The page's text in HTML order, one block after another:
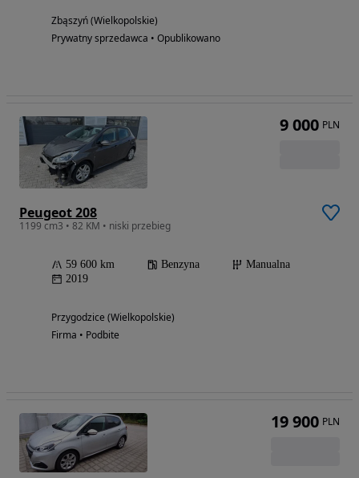
Zbąszyń (Wielkopolskie)
Prywatny sprzedawca • Opublikowano
Peugeot 208
1199 cm3 • 82 KM • niski przebieg
59 600 km Benzyna
Manualna
2019
Przygodzice (Wielkopolskie)
Firma • Podbite
9 000 PLN
19 900 PLN